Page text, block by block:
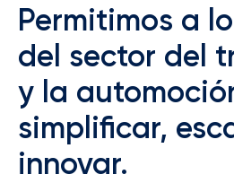
Permitimos a
del sector del
y la
simplificar,
innovar.